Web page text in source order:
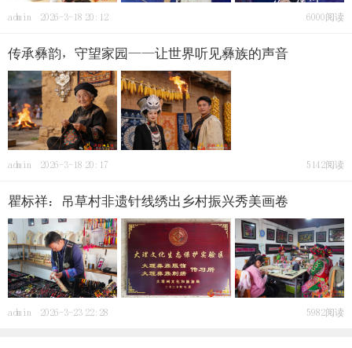
admin 2026-3-18 20:12 6000阅读
传承彝韵，守望家园——让世界听见彝族的声音
admin 2026-3-18 20:17 5142阅读
瞿标祥：吊草村非遗针线绣出乡村振兴秀美画卷
admin 2026-3-23 22:28 5982阅读